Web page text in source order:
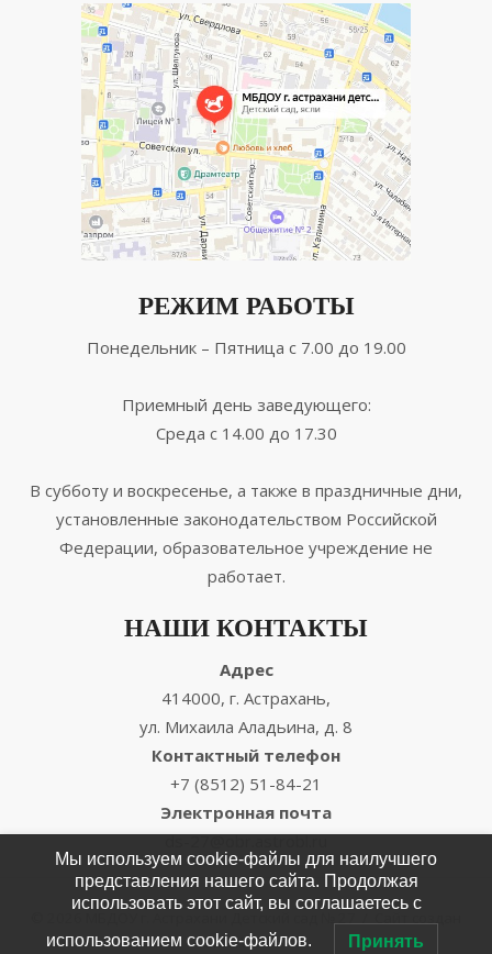
РЕЖИМ РАБОТЫ
Понедельник – Пятница с 7.00 до 19.00
Приемный день заведующего:
Среда с 14.00 до 17.30
В субботу и воскресенье, а также в праздничные дни,
установленные законодательством Российской
Федерации, образовательное учреждение не
работает.
НАШИ КОНТАКТЫ
Адрес
414000, г. Астрахань,
ул. Михаила Аладьина, д. 8
Контактный телефон
+7 (8512) 51-84-21
Электронная почта
ds-27@obr.astrobl.ru
© 2026 МБДОУ г. Астрахани Детский сад № 27
EnterWEB /
Мы используем cookie-файлы для наилучшего
представления нашего сайта. Продолжая
использовать этот сайт, вы соглашаетесь с
использованием cookie-файлов. Принять